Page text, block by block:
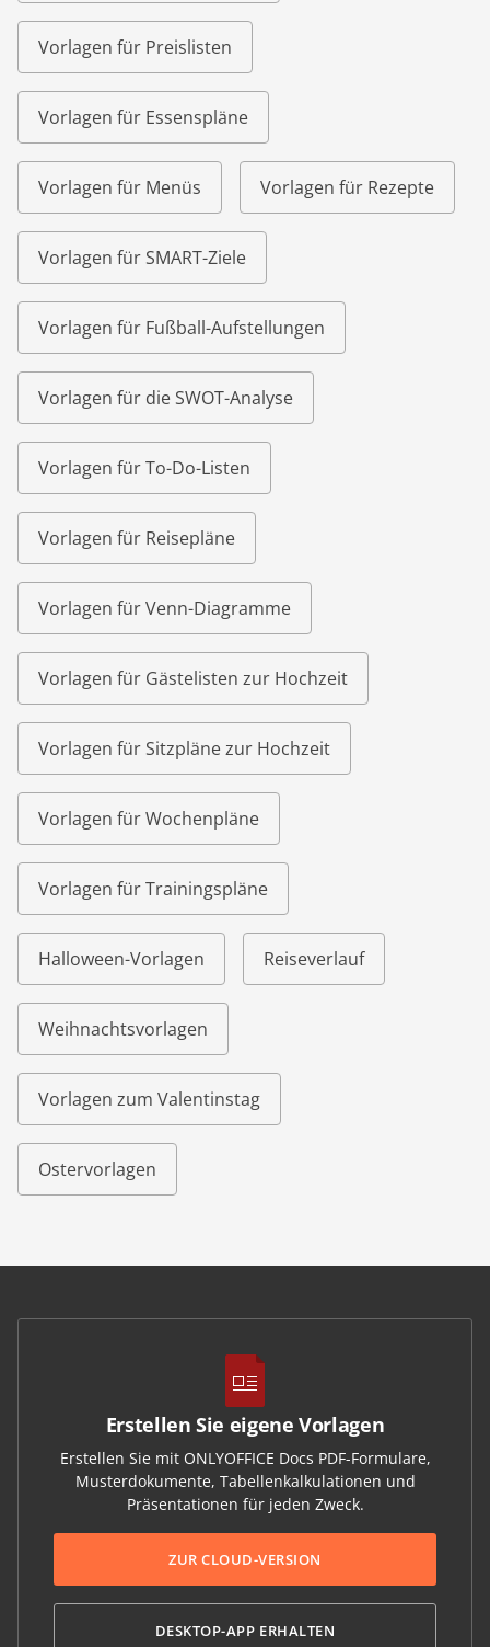
Vorlagen für Preislisten
Vorlagen für Essenspläne
Vorlagen für Menüs Vorlagen für Rezepte
Vorlagen für SMART-Ziele
Vorlagen für Fußball-Aufstellungen
Vorlagen für die SWOT-Analyse
Vorlagen für To-Do-Listen
Vorlagen für Reisepläne
Vorlagen für Venn-Diagramme
Vorlagen für Gästelisten zur Hochzeit
Vorlagen für Sitzpläne zur Hochzeit
Vorlagen für Wochenpläne
Vorlagen für Trainingspläne
Halloween-Vorlagen Reiseverlauf
Weihnachtsvorlagen
Vorlagen zum Valentinstag
Ostervorlagen
Erstellen Sie eigene Vorlagen
Erstellen Sie mit ONLYOFFICE Docs PDF-Formulare,
Musterdokumente, Tabellenkalkulationen und
Präsentationen für jeden Zweck.
ZUR CLOUD-VERSION
DESKTOP-APP ERHALTEN